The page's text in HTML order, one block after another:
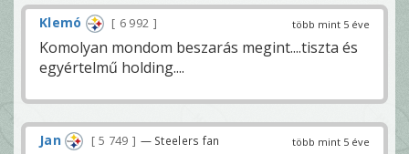
több mint 5 éve
Klemó 6 992
Komolyan mondom beszarás megint....tiszta és
egyértelmű holding....
több mint 5 éve
Jan 5 749 — Steelers fan